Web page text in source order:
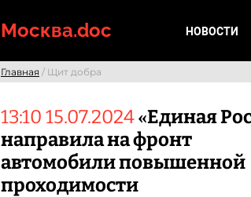
Москва.doc НОВОСТИ
Главная / Щит добра
13:10 15.07.2024«Единая
направила на фронт
автомобили повышенной
проходимости